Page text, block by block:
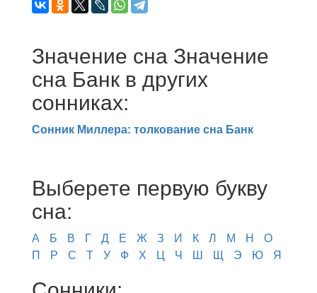
Значение сна Значение
сна Банк в других
сонниках:
Сонник Миллера: толкование сна Банк
Выберете первую букву
сна:
А Б В Г Д Е Ж З И К Л М Н
О
П
Р С Т У Ф Х Ц Ч Ш Щ Э Ю Я